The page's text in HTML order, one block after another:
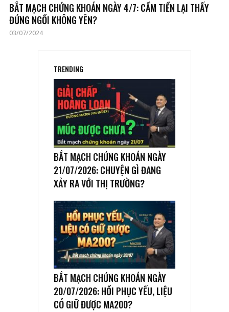
BẮT MẠCH CHỨNG KHOÁN NGÀY 4/7: CẦM TIỀN LẠI THẤY
ĐỨNG NGỒI KHÔNG YÊN?
03/07/2024
TRENDING
BẮT MẠCH CHỨNG KHOÁN NGÀY
21/07/2026: CHUYỆN GÌ ĐANG
XẢY RA VỚI THỊ TRƯỜNG?
BẮT MẠCH CHỨNG KHOÁN NGÀY
20/07/2026: HỒI PHỤC YẾU, LIỆU
CÓ GIỮ ĐƯỢC MA200?